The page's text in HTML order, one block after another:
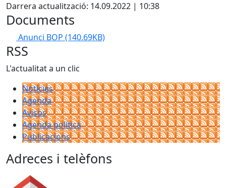
Darrera actualització: 14.09.2022 | 10:38
Documents
Anunci BOP (140.69KB)
RSS
L'actualitat a un clic
Notícies
Agenda
Avisos
Agenda política
Publicacions
Adreces i telèfons